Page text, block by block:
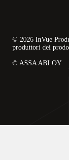
© 2026 InVue
produttori dei
© ASSA ABLOY